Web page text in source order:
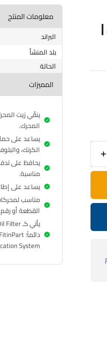
|
معلومات المنتج
البراند
بلد المنشأ
الحالة
المميزات
ينقّي زيت
المحرك.
يساعد على
الكرنك،
يحافظ على
مناسبة.
يساعد على
القطعة أو
System.